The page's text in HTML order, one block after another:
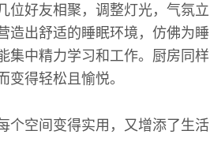
位好友相聚，调整灯光，气氛立
造出舒适的睡眠环境，仿佛为睡
集中精力学习和工作。厨房同样
得轻松且愉悦。
个空间变得实用，又增添了生活